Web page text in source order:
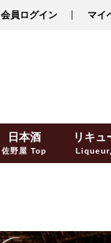
会員ログイン マイ
日本酒
佐野屋 Top
リキュ